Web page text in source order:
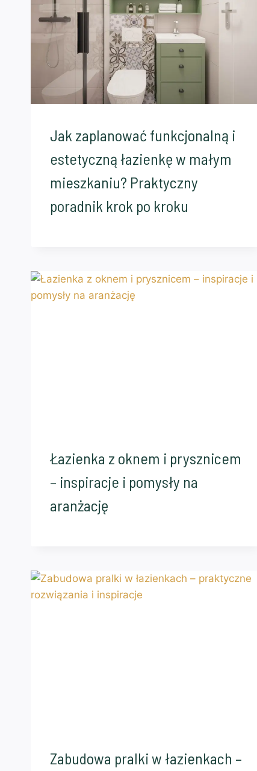
Jak zaplanować funkcjonalną i
estetyczną łazienkę w małym
mieszkaniu? Praktyczny
poradnik krok po kroku
Łazienka z oknem i prysznicem
– inspiracje i pomysły na
aranżację
Zabudowa pralki w łazienkach –